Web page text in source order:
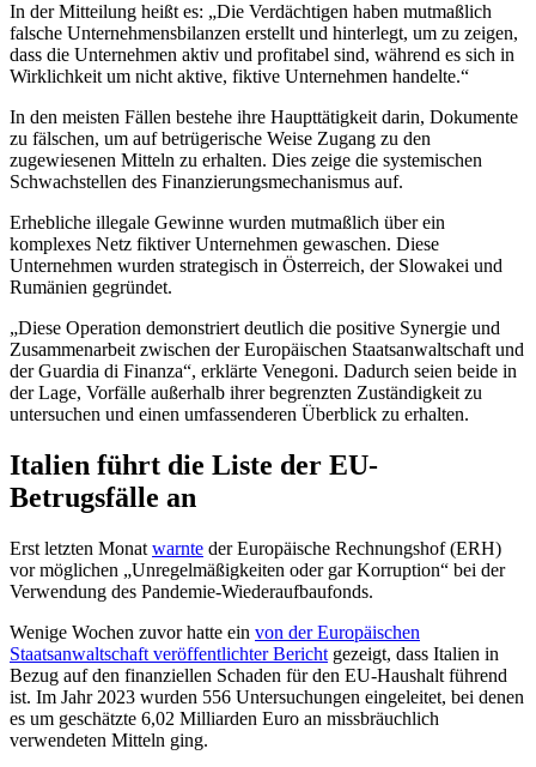
In der Mitteilung heißt es: „Die Verdächtigen haben mutmaßlich
falsche Unternehmensbilanzen erstellt und hinterlegt, um zu zeigen,
dass die Unternehmen aktiv und profitabel sind, während es sich in
Wirklichkeit um nicht aktive, fiktive Unternehmen handelte.“
In den meisten Fällen bestehe ihre Haupttätigkeit darin, Dokumente
zu fälschen, um auf betrügerische Weise Zugang zu den
zugewiesenen Mitteln zu erhalten. Dies zeige die systemischen
Schwachstellen des Finanzierungsmechanismus auf.
Erhebliche illegale Gewinne wurden mutmaßlich über ein
komplexes Netz fiktiver Unternehmen gewaschen. Diese
Unternehmen wurden strategisch in Österreich, der Slowakei und
Rumänien gegründet.
„Diese Operation demonstriert deutlich die positive Synergie und
Zusammenarbeit zwischen der Europäischen Staatsanwaltschaft und
der Guardia di Finanza“, erklärte Venegoni. Dadurch seien beide in
der Lage, Vorfälle außerhalb ihrer begrenzten Zuständigkeit zu
untersuchen und einen umfassenderen Überblick zu erhalten.
Italien führt die Liste der EU-
Betrugsfälle an
Erst letzten Monat warnte der Europäische Rechnungshof (ERH)
vor möglichen „Unregelmäßigkeiten oder gar Korruption“ bei der
Verwendung des Pandemie-Wiederaufbaufonds.
Wenige Wochen zuvor hatte ein von der Europäischen
Staatsanwaltschaft veröffentlichter Bericht gezeigt, dass Italien in
Bezug auf den finanziellen Schaden für den EU-Haushalt führend
ist. Im Jahr 2023 wurden 556 Untersuchungen eingeleitet, bei denen
es um geschätzte 6,02 Milliarden Euro an missbräuchlich
verwendeten Mitteln ging.